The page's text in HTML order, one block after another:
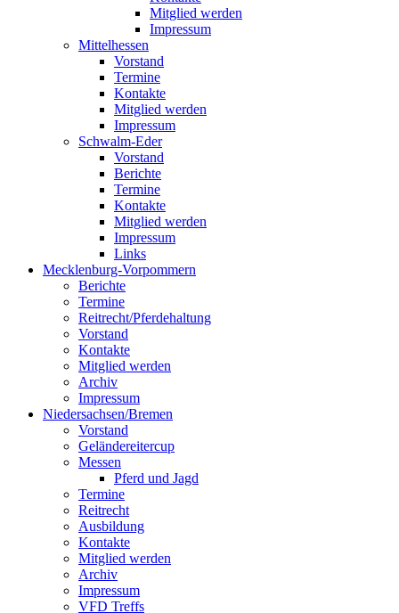
Mitglied werden
Impressum
Mittelhessen
Vorstand
Termine
Kontakte
Mitglied werden
Impressum
Schwalm-Eder
Vorstand
Berichte
Termine
Kontakte
Mitglied werden
Impressum
Links
Mecklenburg-Vorpommern
Berichte
Termine
Reitrecht/Pferdehaltung
Vorstand
Kontakte
Mitglied werden
Archiv
Impressum
Niedersachsen/Bremen
Vorstand
Geländereitercup
Messen
Pferd und Jagd
Termine
Reitrecht
Ausbildung
Kontakte
Mitglied werden
Archiv
Impressum
VFD Treffs